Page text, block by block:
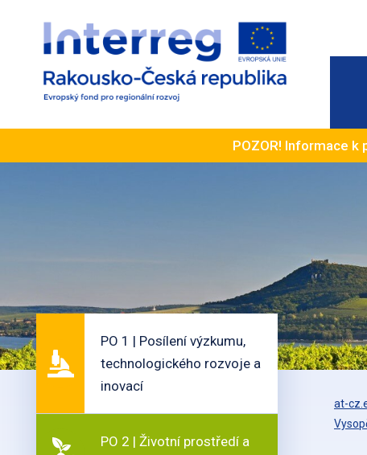
POZOR! Informace
PO 1 | Posílení výzkumu,
technologického rozvoje a
inovací
PO 2 | Životní prostředí a
at-